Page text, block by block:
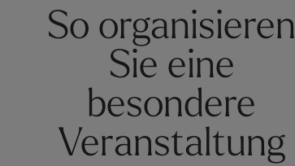
So organisieren
Sie eine
besondere
Veranstaltung